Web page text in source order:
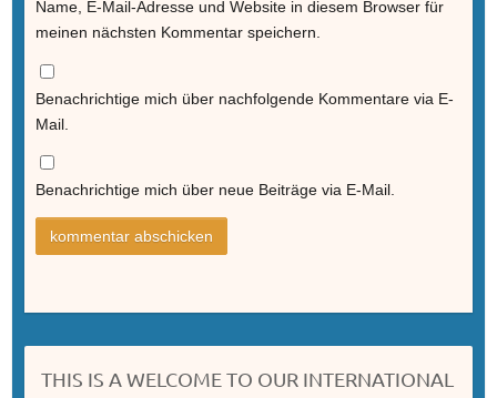
Name, E-Mail-Adresse und Website in diesem Browser für
meinen nächsten Kommentar speichern.
Benachrichtige mich über nachfolgende Kommentare via E-
Mail.
Benachrichtige mich über neue Beiträge via E-Mail.
THIS IS A WELCOME TO OUR INTERNATIONAL